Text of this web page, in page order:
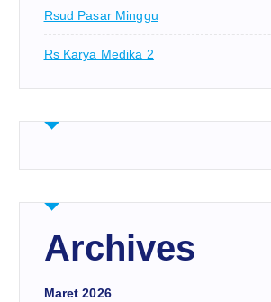
Rsud Pasar Minggu
Rs Karya Medika 2
Archives
Maret 2026